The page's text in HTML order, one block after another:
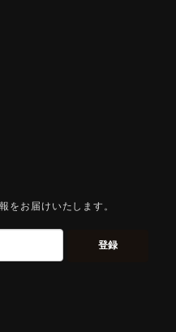
運よく購入できて嬉し
一度に見ることができ
た。強い煌めきだけで
をお届けいたします。
登録